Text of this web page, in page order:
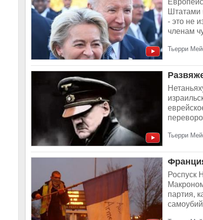
Штатами
- это не
членам
Тьерри
Тьерри
Роспуск
партия,